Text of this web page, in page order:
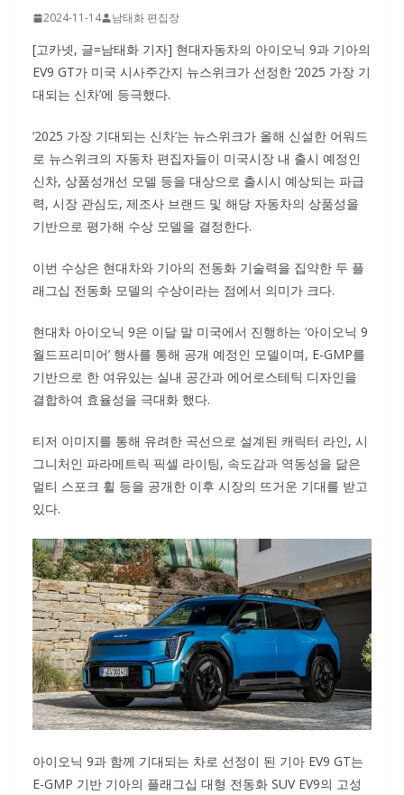
2024-11-14 남태화 편집장
[고카넷, 글=남태화 기자] 현대자동차의 아이오닉 9과 기아의
EV9 GT가 미국 시사주간지 뉴스위크가 선정한 ‘2025 가장 기
대되는 신차’에 등극했다.
‘2025 가장 기대되는 신차’는 뉴스위크가 올해 신설한 어워드
로 뉴스위크의 자동차 편집자들이 미국시장 내 출시 예정인
신차, 상품성개선 모델 등을 대상으로 출시시 예상되는 파급
력, 시장 관심도, 제조사 브랜드 및 해당 자동차의 상품성을
기반으로 평가해 수상 모델을 결정한다.
이번 수상은 현대차와 기아의 전동화 기술력을 집약한 두 플
래그십 전동화 모델의 수상이라는 점에서 의미가 크다.
현대차 아이오닉 9은 이달 말 미국에서 진행하는 ‘아이오닉 9
월드프리미어’ 행사를 통해 공개 예정인 모델이며, E-GMP를
기반으로 한 여유있는 실내 공간과 에어로스테틱 디자인을
결합하여 효율성을 극대화 했다.
티저 이미지를 통해 유려한 곡선으로 설계된 캐릭터 라인, 시
그니처인 파라메트릭 픽셀 라이팅, 속도감과 역동성을 닮은
멀티 스포크 휠 등을 공개한 이후 시장의 뜨거운 기대를 받고
있다.
아이오닉 9과 함께 기대되는 차로 선정이 된 기아 EV9 GT는
E-GMP 기반 기아의 플래그십 대형 전동화 SUV EV9의 고성